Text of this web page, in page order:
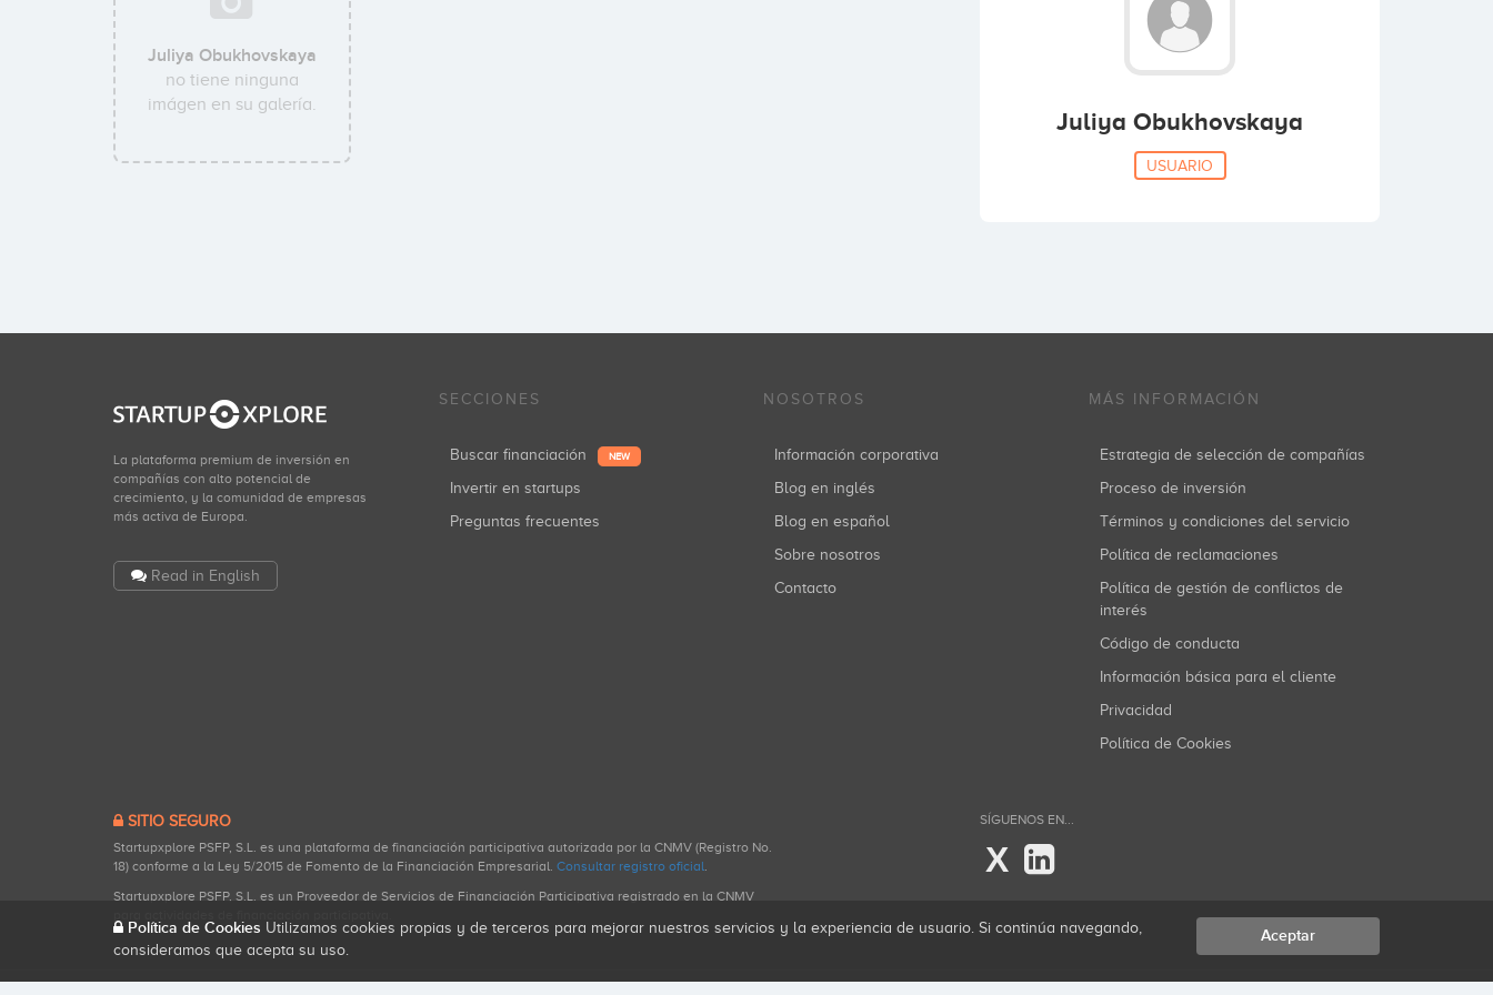
Juliya Obukhovskaya
no tiene ninguna
imágen en su galería.
Juliya Obukhovskaya
USUARIO
La plataforma premium de inversión en
compañías con alto potencial de
crecimiento, y la comunidad de empresas
más activa de Europa.
Read in English
SECCIONES
Buscar financiación NEW
Invertir en startups
Preguntas frecuentes
NOSOTROS
Información corporativa
Blog en inglés
Blog en español
Sobre nosotros
Contacto
MÁS INFORMACIÓN
Estrategia de selección de compañías
Proceso de inversión
Términos y condiciones del servicio
Política de reclamaciones
Política de gestión de conflictos de
interés
Código de conducta
Información básica para el cliente
Privacidad
Política de Cookies
SITIO SEGURO
Startupxplore PSFP, S.L. es una plataforma de financiación participativa autorizada por la CNMV (Registro No.
18) conforme a la Ley 5/2015 de Fomento de la Financiación Empresarial. Consultar registro oficial.
Startupxplore PSFP, S.L. es un Proveedor de Servicios de Financiación Participativa registrado en la CNMV
SÍGUENOS EN...
X
Política de Cookies Utilizamos cookies propias y de terceros para mejorar nuestros servicios y la experiencia de usuario. Si continúa navegando,
consideramos que acepta su uso.
Aceptar